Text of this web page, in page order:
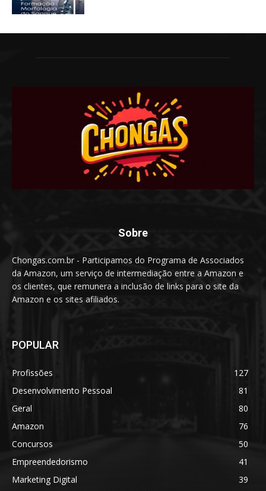
Sobre
Chongas.com.br - Participamos do Programa de Associados
da Amazon, um serviço de intermediação entre a Amazon e
os clientes, que remunera a inclusão de links para o site da
Amazon e os sites afiliados.
POPULAR
Profissões
127
Desenvolvimento Pessoal
81
Geral
80
Amazon
76
Concursos
50
Empreendedorismo
41
Marketing Digital
39